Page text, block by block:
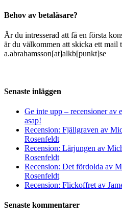
Behov av betaläsare?
Är du intresserad att få en första
är du välkommen att skicka ett mail
a.abrahamsson[at]alkb[punkt]se
Senaste inläggen
Ge inte upp – recensioner av
asap!
Recension: Fjällgraven av
Rosenfeldt
Recension: Lärjungen av
Rosenfeldt
Recension: Det fördolda av
Rosenfeldt
Recension: Flickoffret av
Senaste kommentarer